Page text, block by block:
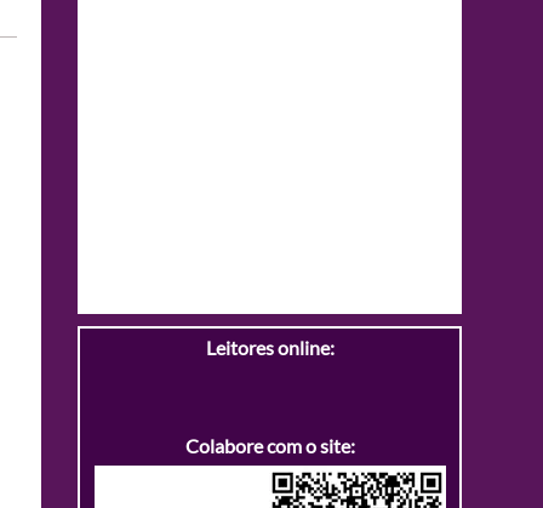
Leitores online:
Colabore com o site: